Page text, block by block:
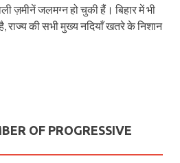
ज़मीनें जलमग्न हो चुकी हैंं। बिहार में भी
राज्य की सभी मुख्य नदियाँ खतरे के निशान
OF PROGRESSIVE